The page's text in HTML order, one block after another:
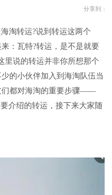
分享到：
海淘转运?说到转运这两个
：瓦特?转运，是不是就要
里说的转运并非你所想那个
的小伙伴加入到海淘队伍当
们都对海淘的重要步骤——
介绍的转运，接下来大家随